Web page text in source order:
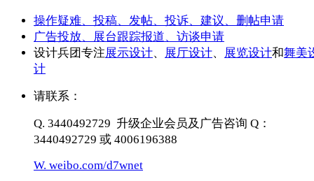
操作疑难、投稿、发帖、投诉、建议、删帖申请
广告投放、展台跟踪报道、访谈申请
设计兵团专注展示设计、 展厅设计、 展览设计和舞美
计
请联系：
Q. 3440492729 升级企业会员及广告咨询 Q：
3440492729 或 4006196388
W. weibo.com/d7wnet